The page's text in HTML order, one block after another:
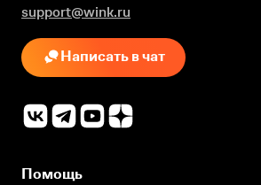
support@wink.ru
Написать в чат
Помощь